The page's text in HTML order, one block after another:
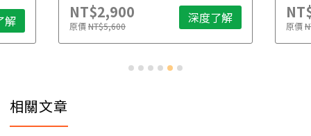
解 NT$2,900
原價NT$5,600 深度了解 原價
相關文章